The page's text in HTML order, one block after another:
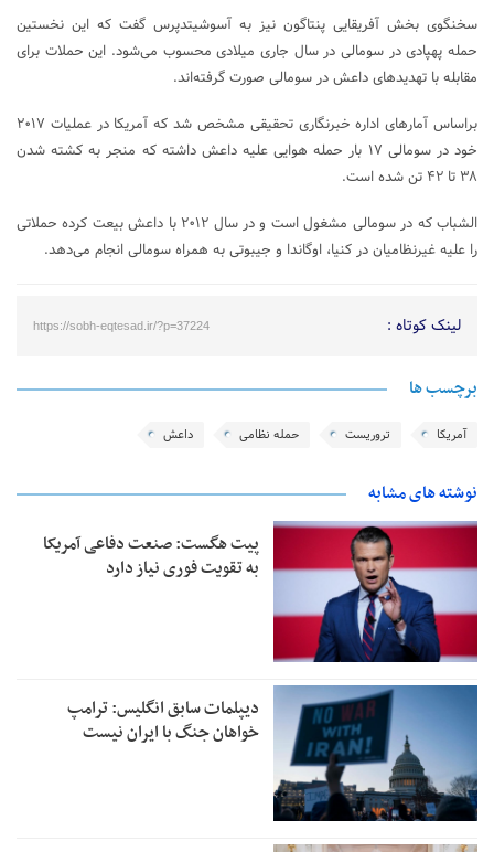
سخنگوی بخش آفریقایی پنتاگون نیز به آسوشیتدپرس گفت که این نخستین
حمله پهپادی در سومالی در سال جاری میلادی محسوب می‌شود. این حملات برای
مقابله با تهدیدهای داعش در سومالی صورت گرفته‌اند.
براساس آمارهای اداره خبرنگاری تحقیقی مشخص شد که آمریکا در عملیات ۲۰۱۷
خود در سومالی ۱۷ بار حمله هوایی علیه داعش داشته که منجر به کشته شدن
۳۸ تا ۴۲ تن شده است.
الشباب که در سومالی مشغول است و در سال ۲۰۱۲ با داعش بیعت کرده حملاتی
را علیه غیرنظامیان در کنیا، اوگاندا و جیبوتی به همراه سومالی انجام می‌دهد.
لینک کوتاه : https://sobh-eqtesad.ir/?p=37224
برچسب ها
آمریکا تروریست حمله نظامی داعش
نوشته های مشابه
پیت هگست: صنعت دفاعی آمریکا
به تقویت فوری نیاز دارد
دیپلمات سابق انگلیس:‌ ترامپ
خواهان جنگ با ایران نیست